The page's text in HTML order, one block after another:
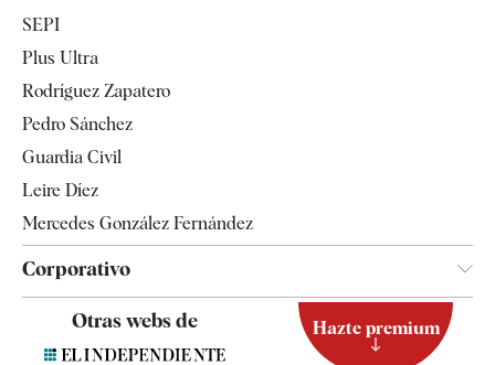
Televisión
SEPI
Plus Ultra
Rodríguez Zapatero
Pedro Sánchez
Guardia Civil
Leire Díez
Mercedes González Fernández
Corporativo
Contacto
Otras webs de Hazte premium